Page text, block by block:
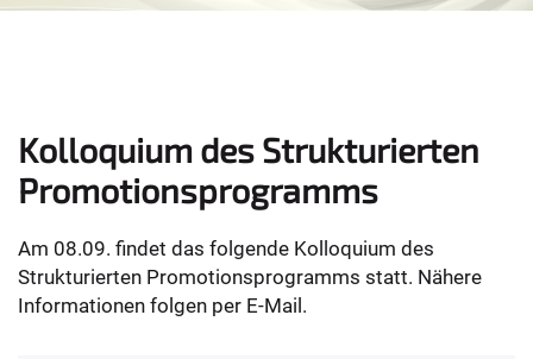
Kolloquium des Strukturierten
Promotionsprogramms
Am 08.09. findet das folgende Kolloquium des
Strukturierten Promotionsprogramms statt. Nähere
Informationen folgen per E-Mail.